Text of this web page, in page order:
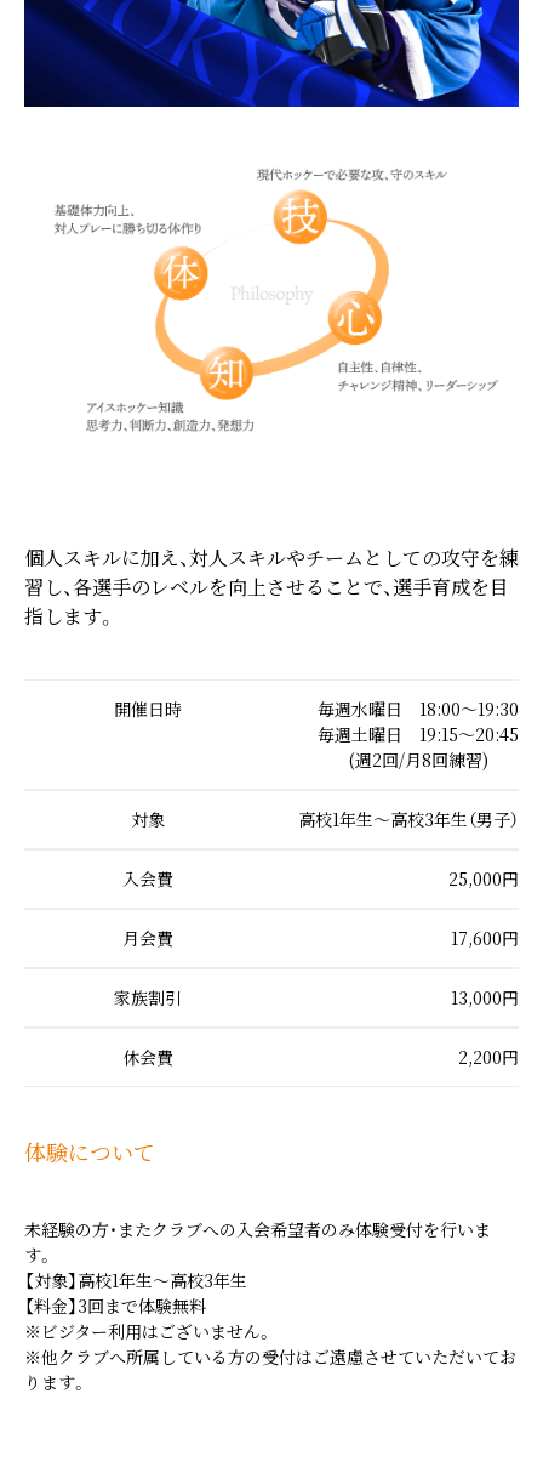
個人スキルに加え、対人スキルやチームとしての攻守を練
習し、各選手のレベルを向上させることで、選手育成を目
指します。
開催日時
毎週水曜日 18:00～19:30
毎週土曜日 19:15～20:45
(週2回/月8回練習)
対象 高校1年生～高校3年生（男子）
入会費 25,000円
月会費 17,600円
家族割引 13,000円
休会費 2,200円
体験について
未経験の方・またクラブへの入会希望者のみ体験受付を行いま
す。
【対象】高校1年生～高校3年生
【料金】3回まで体験無料
※ビジター利用はございません。
※他クラブへ所属している方の受付はご遠慮させていただいてお
ります。